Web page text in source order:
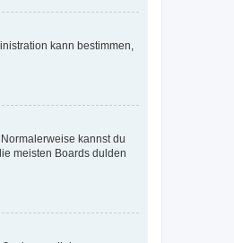
kann bestimmen,
kannst du
meisten Boards dulden